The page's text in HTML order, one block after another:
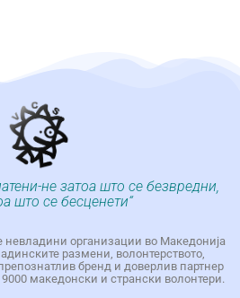
не затоа што се безвредни,
што се бесценети“
невладини организации во Македонија
размени, волонтерството,
бренд и доверлив партнер
македонски и странски волонтери.